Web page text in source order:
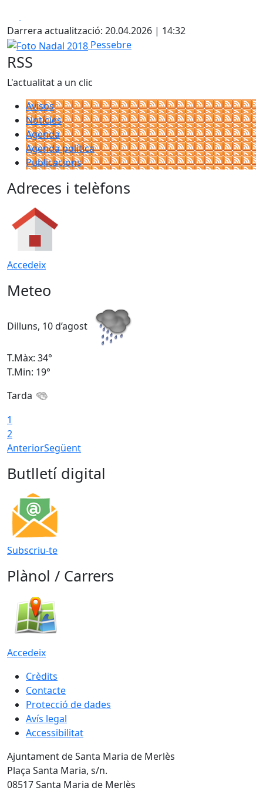
Darrera actualització: 20.04.2026 | 14:32
Foto Nadal 2018
Pessebre
RSS
L'actualitat a un clic
Avisos
Notícies
Agenda
Agenda política
Publicacions
Adreces i telèfons
Accedeix
Meteo
Dilluns, 10 d’agost
T.Màx: 34°
T.Min: 19°
Tarda
1
2
AnteriorSegüent
Butlletí digital
Subscriu-te
Plànol / Carrers
Accedeix
Crèdits
Contacte
Protecció de dades
Avís legal
Accessibilitat
Ajuntament de Santa Maria de Merlès
Plaça Santa Maria, s/n.
08517 Santa Maria de Merlès